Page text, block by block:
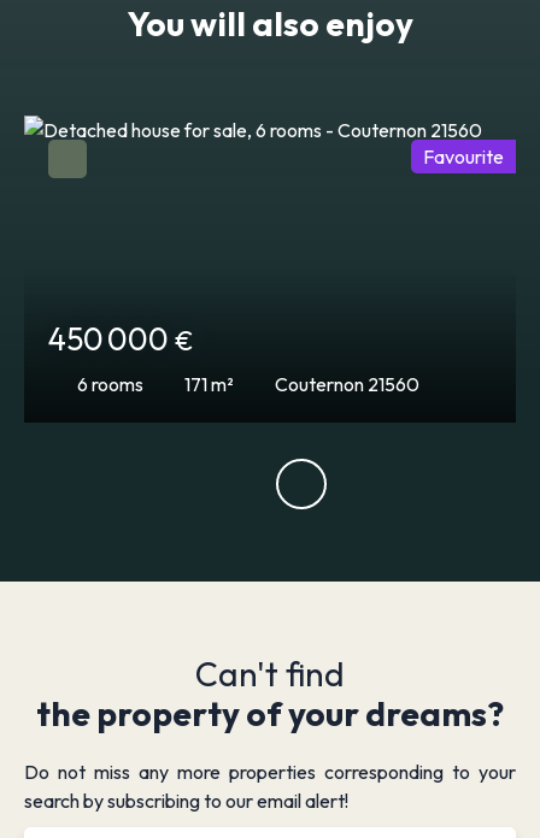
You will also enjoy
450 000 €
6rooms 171m² Couternon 21560
Favourite
Can't find
the property of your dreams?
Do not miss any more properties corresponding to your
search by subscribing to our email alert!